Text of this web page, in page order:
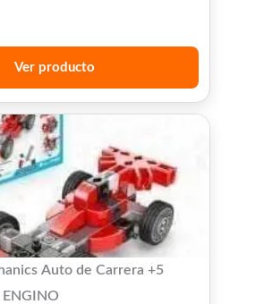
Ver producto
Auto de Carrera +5